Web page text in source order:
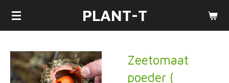
Ga
de
hoofdinhoud
PLANT-T
Zeetomaat
poeder (